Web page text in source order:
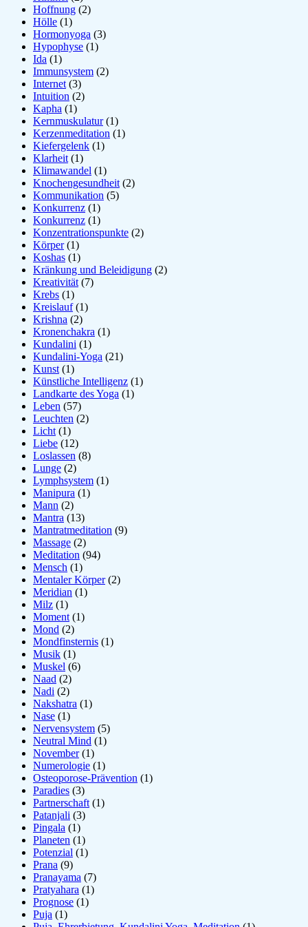
Hoffnung (2)
Hölle (1)
Hormonyoga (3)
Hypophyse (1)
Ida (1)
Immunsystem (2)
Internet (3)
Intuition (2)
Kapha (1)
Kernmuskulatur(1)
Kerzenmeditation (1)
Kiefergelenk (1)
Klarheit (1)
Klimawandel (1)
Knochengesundheit (2)
Kommunikation (5)
Konkurrenz (1)
Konkurrenz (1)
Konzentrationspunkte (2)
Körper(1)
Koshas (1)
Kränkung und Beleidigung (2)
Kreativität (7)
Krebs (1)
Kreislauf(1)
Krishna (2)
Kronenchakra (1)
Kundalini (1)
Kundalini-Yoga (21)
Kunst (1)
Künstliche Intelligenz (1)
Landkarte des Yoga (1)
Leben (57)
Leuchten (2)
Licht (1)
Liebe (12)
Loslassen (8)
Lunge (2)
Lymphsystem (1)
Manipura (1)
Mann (2)
Mantra (13)
Mantratmeditation (9)
Massage (2)
Meditation (94)
Mensch (1)
Mentaler Körper(2)
Meridian (1)
Milz (1)
Moment (1)
Mond (2)
Mondfinsternis (1)
Musik (1)
Muskel (6)
Naad (2)
Nadi (2)
Nakshatra (1)
Nase (1)
Nervensystem (5)
Neutral Mind (1)
November(1)
Numerologie (1)
Osteoporose-Prävention (1)
Paradies (3)
Partnerschaft (1)
Patanjali (3)
Pingala (1)
Planeten (1)
Potenzial (1)
Prana (9)
Pranayama (7)
Pratyahara (1)
Prognose (1)
Puja (1)